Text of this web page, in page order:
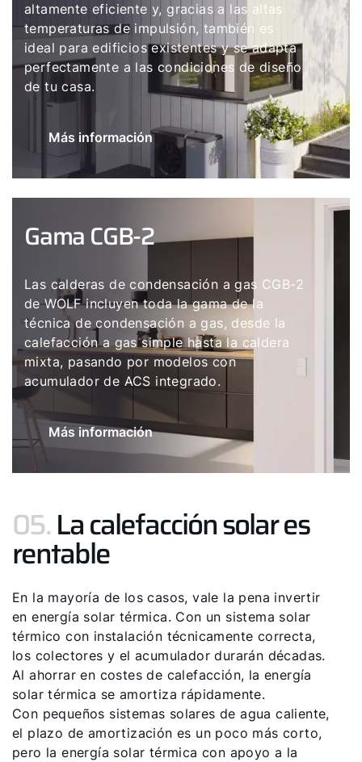
altamente eficiente y, gracias a las altas
temperaturas de impulsión, también es
ideal para edificios existentes y se adapta
perfectamente a las condiciones de diseño
de tu casa.
Más información
Gama CGB-2
Las calderas de condensación a gas CGB-2
de WOLF incluyen toda la gama de la
técnica de condensación a gas, desde la
calefacción a gas simple hasta la caldera
mixta, pasando por modelos con
acumulador de ACS integrado.
Más información
05.La calefacción solar es
rentable
En la mayoría de los casos, vale la pena invertir
en energía solar térmica. Con un sistema solar
térmico con instalación técnicamente correcta,
los colectores y el acumulador durarán décadas.
Al ahorrar en costes de calefacción, la energía
solar térmica se amortiza rápidamente.
Con pequeños sistemas solares de agua caliente,
el plazo de amortización es un poco más corto,
pero la energía solar térmica con apoyo a la